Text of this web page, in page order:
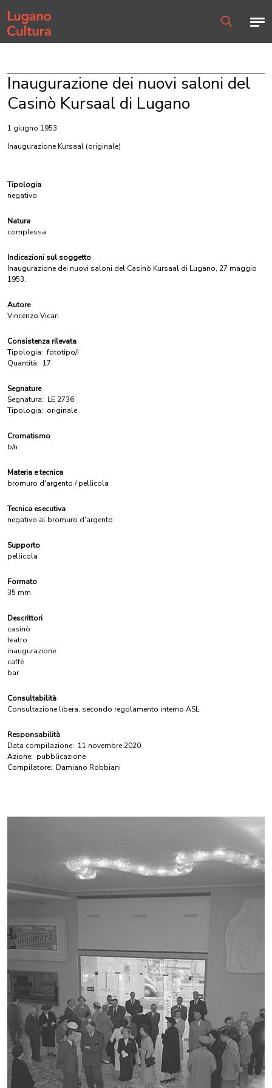
Home page
Inaugurazione dei nuovi saloni del
Casinò Kursaal di Lugano
1 giugno 1953
Inaugurazione Kursaal (originale)
Tipologia
negativo
Natura
complessa
Indicazioni sul soggetto
Inaugurazione dei nuovi saloni del Casinò Kursaal di Lugano, 27 maggio
1953.
Autore
Vincenzo Vicari
Consistenza rilevata
Tipologia: fototipo/i
Quantità: 17
Segnature
Segnatura: LE 2736
Tipologia: originale
Cromatismo
b/n
Materia e tecnica
bromuro d'argento / pellicola
Tecnica esecutiva
negativo al bromuro d'argento
Supporto
pellicola
Formato
35 mm
Descrittori
casinò
teatro
inaugurazione
caffè
bar
Consultabilità
Consultazione libera, secondo regolamento interno ASL
Responsabilità
Data compilazione: 11 novembre 2020
Azione: pubblicazione
Compilatore: Damiano Robbiani